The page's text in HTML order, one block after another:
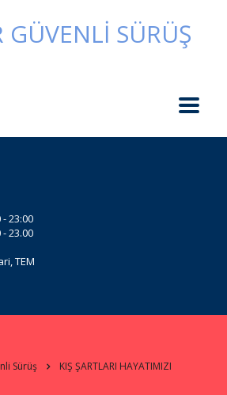
- 23:00
- 23.00
TEM
Sürüş
KIŞ ŞARTLARI HAYATIMIZI